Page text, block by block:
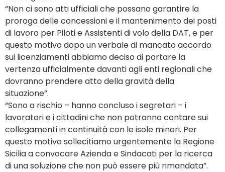
“Non ci sono atti ufficiali che possano garantire la
proroga delle concessioni e il mantenimento dei posti
di lavoro per Piloti e Assistenti di volo della DAT, e per
questo motivo dopo un verbale di mancato accordo
sui licenziamenti abbiamo deciso di portare la
vertenza ufficialmente davanti agli enti regionali che
dovranno prendere atto della gravità della
situazione”.
“Sono a rischio – hanno concluso i segretari – i
lavoratori e i cittadini che non potranno contare sui
collegamenti in continuità con le isole minori. Per
questo motivo sollecitiamo urgentemente la Regione
Sicilia a convocare Azienda e Sindacati per la ricerca
di una soluzione che non può essere più rimandata”.